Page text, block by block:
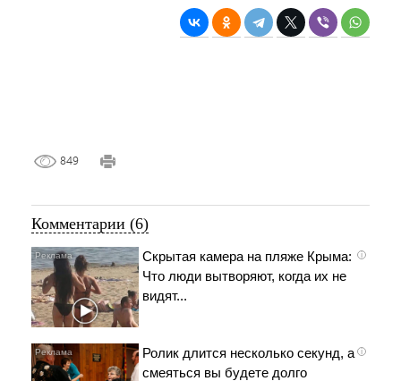
849
Комментарии (6)
i
Скрытая камера на пляже Крыма:
Что люди вытворяют, когда их не
видят...
i
Ролик длится несколько секунд, а
смеяться вы будете долго